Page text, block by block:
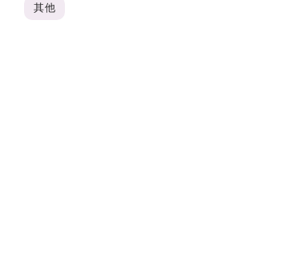
其他